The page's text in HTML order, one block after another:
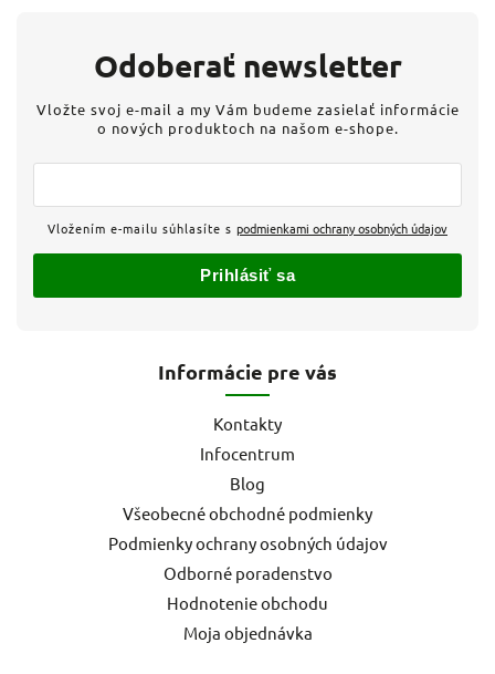
Informácie pre vás
Kontakty
Infocentrum
Blog
Všeobecné obchodné podmienky
Podmienky ochrany osobných údajov
Odborné poradenstvo
Hodnotenie obchodu
Moja objednávka
Odoberať newsletter
Vložte svoj e-mail a my Vám budeme zasielať informácie
o nových produktoch na našom e-shope.
Vložením e-mailu súhlasíte s podmienkami ochrany osobných údajov
Prihlásiť sa